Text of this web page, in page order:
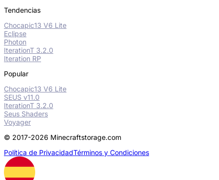
Tendencias
Chocapic13 V6 Lite
Eclipse
Photon
IterationT 3.2.0
Iteration RP
Popular
Chocapic13 V6 Lite
SEUS v11.0
IterationT 3.2.0
Seus Shaders
Voyager
© 2017-2026 Minecraftstorage.com
Política de PrivacidadTérminos y Condiciones